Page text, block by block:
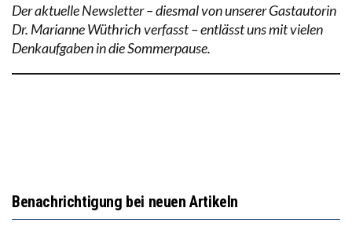
Der aktuelle Newsletter – diesmal von unserer Gastautorin
Dr. Marianne Wüthrich verfasst – entlässt uns mit vielen
Denkaufgaben in die Sommerpause.
Benachrichtigung bei neuen Artikeln